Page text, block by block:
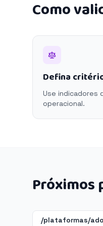
Como
Defina
Use indicadores
operacional.
Próximos
/plataformas/